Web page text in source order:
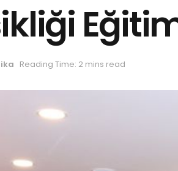
Reading Time: 2 mins read